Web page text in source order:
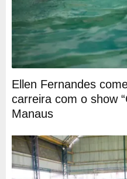
Ellen Fernandes
carreira com o show
Manaus